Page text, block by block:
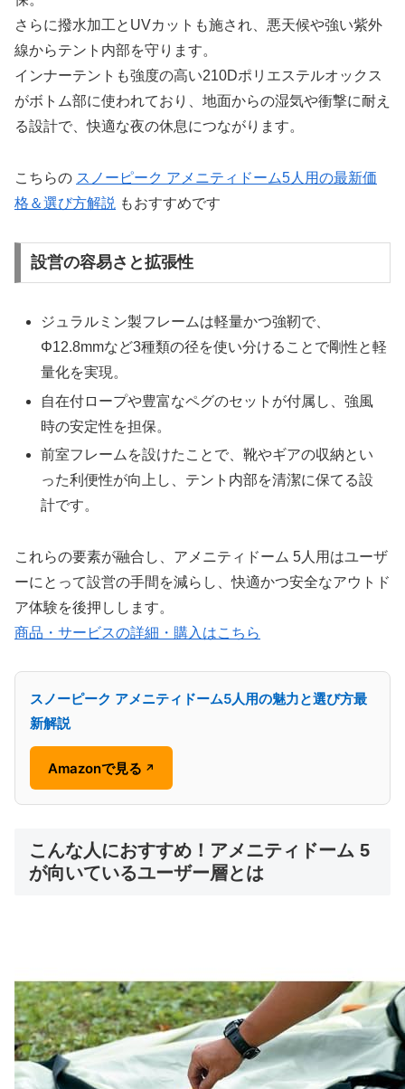
さらに撥水加工とUVカットも施され、悪天候や強い紫外
線からテント内部を守ります。
インナーテントも強度の高い210Dポリエステルオックス
がボトム部に使われており、地面からの湿気や衝撃に耐え
る設計で、快適な夜の休息につながります。
こちらの スノーピーク アメニティドーム5人用の最新価
格＆選び方解説 もおすすめです
設営の容易さと拡張性
ジュラルミン製フレームは軽量かつ強靭で、
Φ12.8mmなど3種類の径を使い分けることで剛性と軽
量化を実現。
自在付ロープや豊富なペグのセットが付属し、強風
時の安定性を担保。
前室フレームを設けたことで、靴やギアの収納とい
った利便性が向上し、テント内部を清潔に保てる設
計です。
これらの要素が融合し、アメニティドーム 5人用はユーザ
ーにとって設営の手間を減らし、快適かつ安全なアウトド
ア体験を後押しします。
商品・サービスの詳細・購入はこちら
スノーピーク アメニティドーム5人用の魅力と選び方最
新解説
Amazonで見る ↗
こんな人におすすめ！アメニティドーム 5
が向いているユーザー層とは